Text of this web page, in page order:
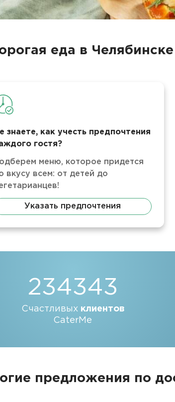
еда в Челябинске
знаете, как учесть предпочтения
гостя?
меню, которое придется
вкусу всем: от детей до
Указать предпочтения
234343
Счастливых клиентов
CaterMe
предложения по